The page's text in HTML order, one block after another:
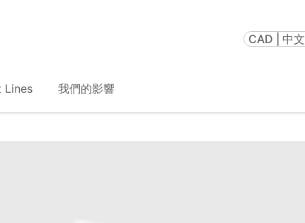
CAD | 中文
Lines 我們的影響